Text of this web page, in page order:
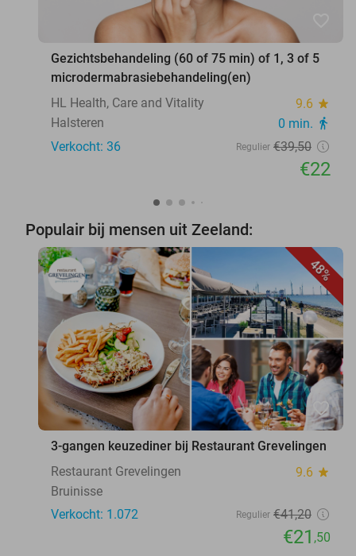
Gezichtsbehandeling (60 of 75 min) of 1, 3 of 5
microdermabrasiebehandeling(en)
HL Health, Care and Vitality
9.6 star
Halsteren 0 min. directions_walk
Verkocht: 36 Regulier €39,50
€22
Populair bij mensen uit Zeeland:
48%
favorite_border
3-gangen keuzediner bij Restaurant Grevelingen
Restaurant Grevelingen
9.6 star
Bruinisse
Verkocht: 1.072
Regulier €41,20
€21 ,50